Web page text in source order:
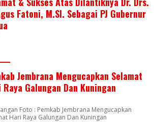
Fatoni, M.SI. Sebagai PJ Gubernur
Jembrana Mengucapkan Selamat
Raya Galungan Dan Kuningan
Foto : Pemkab Jembrana Mengucapkan
Hari Raya Galungan Dan Kuningan